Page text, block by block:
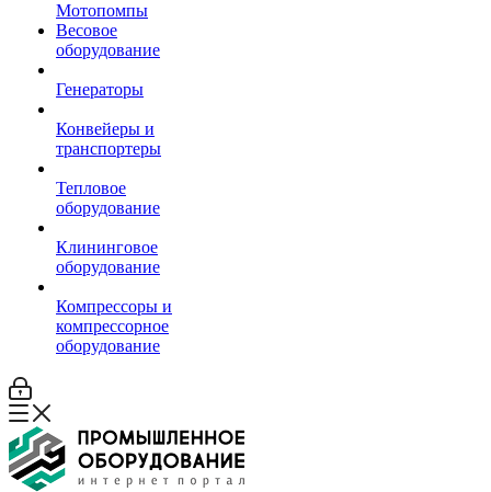
Мотопомпы
Весовое
оборудование
Генераторы
Конвейеры и
транспортеры
Тепловое
оборудование
Клининговое
оборудование
Компрессоры и
компрессорное
оборудование